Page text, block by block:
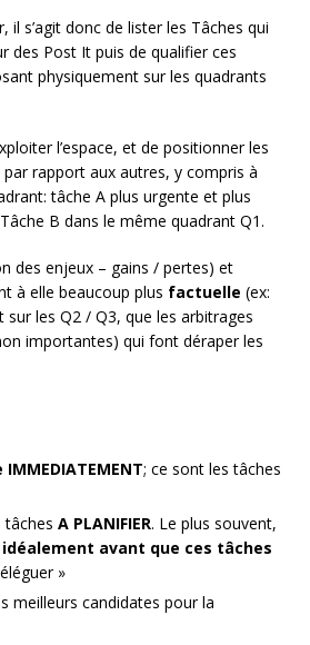
il s’agit donc de lister les Tâches qui
des Post It puis de qualifier ces
physiquement sur les quadrants
l’espace, et de positionner les
par rapport aux autres, y compris à
tâche A plus urgente et plus
B dans le même quadrant Q1.
des enjeux – gains / pertes) et
à elle beaucoup plus factuelle (ex:
sur les Q2 / Q3, que les arbitrages
importantes) qui font déraper les
; ce sont les tâches
tâches A PLANIFIER. Le plus souvent,
idéalement avant que ces tâches
»
meilleurs candidates pour la